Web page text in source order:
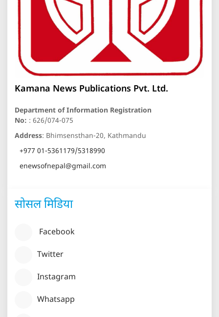
Kamana News Publications Pvt. Ltd.
Department of Information Registration
No: : 626/074-075
Address: Bhimsensthan-20, Kathmandu
+977 01-5361179/5318990
enewsofnepal@gmail.com
सोसल मिडिया
Facebook
Twitter
Instagram
Whatsapp